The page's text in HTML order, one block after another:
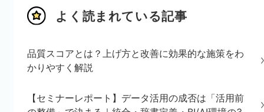
よく読まれている記事
品質スコアとは？上げ方と改善に効果的な施策をわ
かりやすく解説
【セミナーレポート】データ活用の成否は「活用前